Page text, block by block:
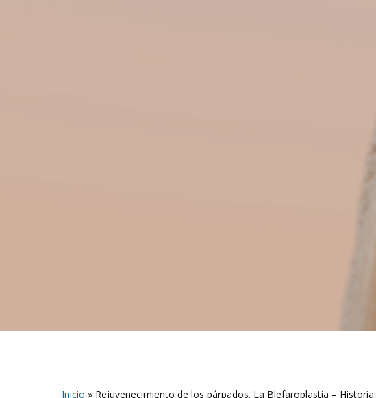
Inicio » Rejuvenecimiento de los párpados. La Blefaroplastia – Historia.